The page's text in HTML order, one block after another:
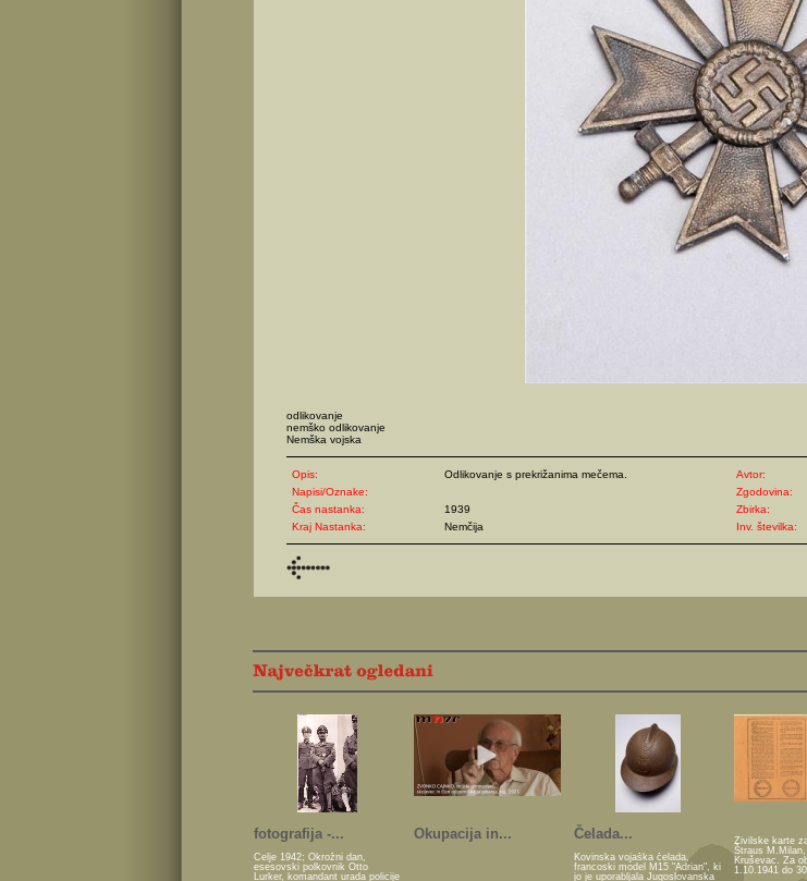
odlikovanje
nemško odlikovanje
Nemška vojska
Opis: Odlikovanje s prekrižanima mečema.
Avtor:
Napisi/Oznake:
Zgodovina:
Čas nastanka:
1939 Zbirka:
Kraj Nastanka:
Nemčija Inv. številka:
fotografija -...
Celje 1942; Okrožni dan,
esesovski polkovnik Otto
Lurker, komandant urada policije
Okupacija in... Čelada...
Kovinska vojaška čelada,
francoski model M15 "Adrian", ki
jo je uporabljala Jugoslovanska
Živilske karte
Štraus
Kruševac. Za
1.10.1941 do